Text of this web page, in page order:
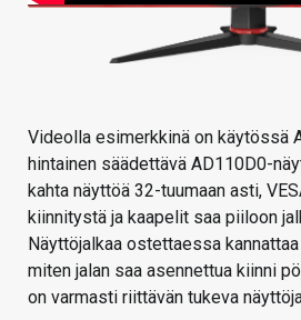
Videolla esimerkkinä on käytössä
hintainen säädettävä AD110D0-
kahta näyttöä 32-tuumaan asti,
kiinnitystä ja kaapelit saa piiloon
Näyttöjalkaa ostettaessa
miten jalan saa asennettua kiinni
on varmasti riittävän tukeva